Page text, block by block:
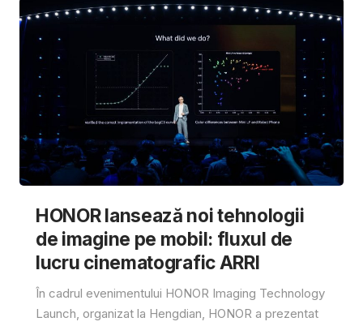
HONOR lansează noi tehnologii
de imagine pe mobil: fluxul de
lucru cinematografic ARRI
În cadrul evenimentului HONOR Imaging Technology
Launch, organizat la Hengdian, HONOR a prezentat